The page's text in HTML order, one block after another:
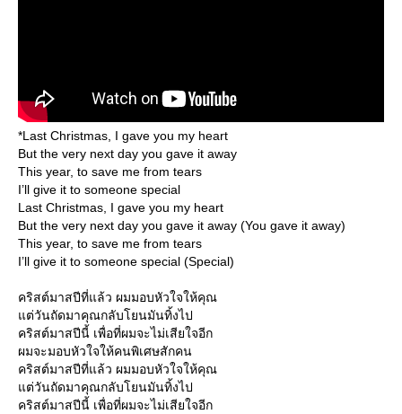
*Last Christmas, I gave you my heart
But the very next day you gave it away
This year, to save me from tears
I’ll give it to someone special
Last Christmas, I gave you my heart
But the very next day you gave it away (You gave it away)
This year, to save me from tears
I’ll give it to someone special (Special)
คริสต์มาสปีที่แล้ว ผมมอบหัวใจให้คุณ
ต่วันถัดมาคุณกลับโยนมันทิ้งไป
คริสต์มาสปีนี้ เพื่อที่ผมจะไม่เสียใจอีก
ผมจะมอบหัวใจให้คนพิเศษสักคน
คริสต์มาสปีที่แล้ว ผมมอบหัวใจให้คุณ
ต่วันถัดมาคุณกลับโยนมันทิ้งไป
คริสต์มาสปีนี้ เพื่อที่ผมจะไม่เสียใจอีก